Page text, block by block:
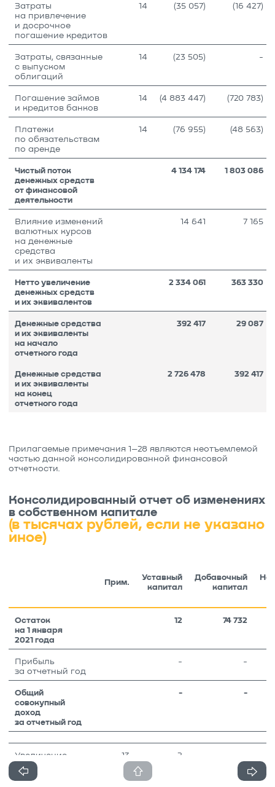
Затраты
на привлечение
и досрочное
погашение кредитов
14 (35 057) (16 427)
Затраты, связанные
с выпуском
облигаций
14 (23 505) -
Погашение займов
и кредитов банков
14 (4 883 447) (720 783)
Платежи
по обязательствам
по аренде
14 (76 955) (48 563)
Чистый поток
денежных средств
от финансовой
деятельности
4 134 174 1 803 086
Влияние изменений
валютных курсов
на денежные
средства
и их эквиваленты
14 641 7 165
Нетто увеличение
денежных средств
и их эквивалентов
2 334 061 363 330
Денежные средства
и их эквиваленты
на начало
отчетного года
392 417 29 087
Денежные средства
и их эквиваленты
на конец
отчетного года
2 726 478 392 417
Прилагаемые примечания 1–28 являются неотъемлемой
частью данной консолидированной финансовой
отчетности.
Консолидированный отчет об изменениях
в собственном капитале
(в тысячах рублей, если не указано
иное)
Прим.
Уставный
капитал
Добавочный
капитал
Остаток
на 1 января
2021 года
12 74 732
Прибыль
за отчетный год
- -
Общий
совокупный
доход
за отчетный год
- -
Увеличение
уставного
капитала
13 2